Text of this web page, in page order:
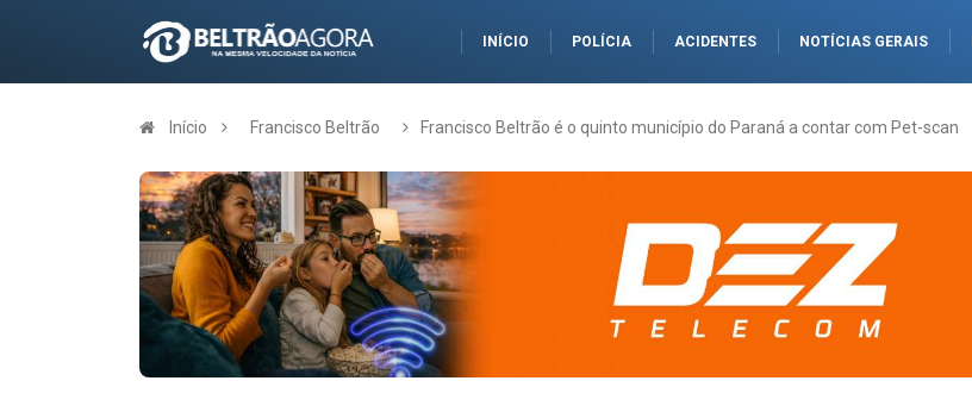
INÍCIO POLÍCIA ACIDENTES NOTÍCIAS GERAIS
Início Francisco Beltrão Francisco Beltrão é o quinto município do Paraná a contar com Pet-scan